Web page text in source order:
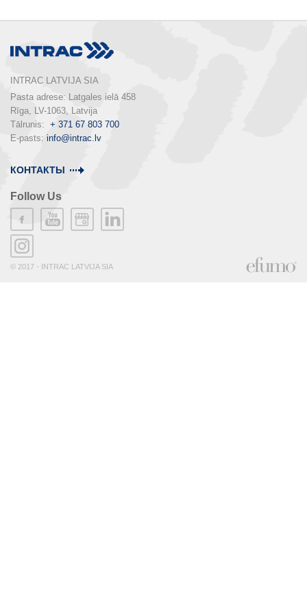
INTRAC LATVIJA SIA
Pasta adrese: Latgales ielā 458
Rīga, LV-1063, Latvija
Tālrunis: + 371 67 803 700
E-pasts: info@intrac.lv
КОНТАКТЫ
Follow Us
© 2017 - INTRAC LATVIJA SIA